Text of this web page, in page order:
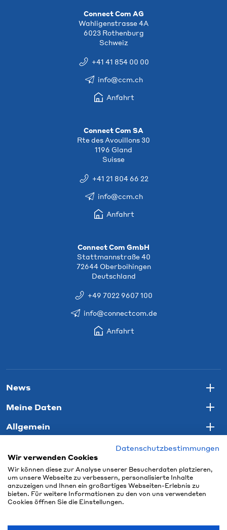
Connect Com AG
Wahligenstrasse 4A
6023 Rothenburg
Schweiz
+41 41 854 00 00
info@ccm.ch
Anfahrt
Connect Com SA
Rte des Avouillons 30
1196 Gland
Suisse
+41 21 804 66 22
info@ccm.ch
Anfahrt
Connect Com GmbH
Stattmannstraße 40
72644 Oberboihingen
Deutschland
+49 7022 9607 100
info@connectcom.de
Anfahrt
News
Meine Daten
Allgemein
Datenschutzbestimmungen
Wir verwenden Cookies
Wir können diese zur Analyse unserer Besucherdaten platzieren,
um unsere Webseite zu verbessern, personalisierte Inhalte
anzuzeigen und Ihnen ein großartiges Webseiten-Erlebnis zu
bieten. Für weitere Informationen zu den von uns verwendeten
Cookies öffnen Sie die Einstellungen.